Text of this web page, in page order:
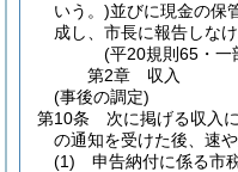
いう。)並びに現金の保
成し、市長に報告しな
(平20規則65・一
第2章
収入
(事後の調定)
第10条
次に掲げる収入
の通知を受けた後、速
(1)
申告納付に係る市